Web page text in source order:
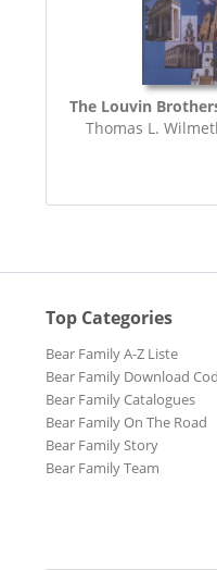
The Louvin
Thomas L.
Top Categories
Bear Family A-Z Liste
Bear Family Download
Bear Family Catalogues
Bear Family On The Road
Bear Family Story
Bear Family Team